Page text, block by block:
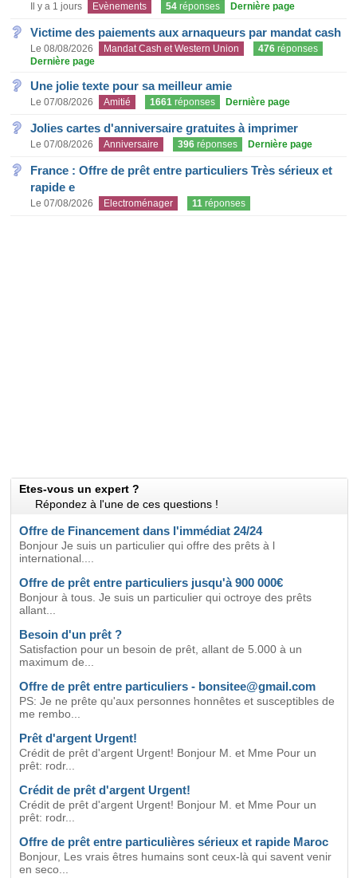
Il y a 1 jours Evènements 54 réponses Dernière page
Victime des paiements aux arnaqueurs par mandat cash
Le 08/08/2026 Mandat Cash et Western Union 476 réponses
Dernière page
Une jolie texte pour sa meilleur amie
Le 07/08/2026 Amitié 1661 réponses Dernière page
Jolies cartes d'anniversaire gratuites à imprimer
Le 07/08/2026 Anniversaire 396 réponses Dernière page
France : Offre de prêt entre particuliers Très sérieux et
rapide e
Le 07/08/2026 Electroménager 11 réponses
Etes-vous un expert ?
Répondez à l'une de ces questions !
Offre de Financement dans l'immédiat 24/24
Bonjour Je suis un particulier qui offre des prêts à l
international....
Offre de prêt entre particuliers jusqu'à 900 000€
Bonjour à tous. Je suis un particulier qui octroye des prêts
allant...
Besoin d'un prêt ?
Satisfaction pour un besoin de prêt, allant de 5.000 à un
maximum de...
Offre de prêt entre particuliers - bonsitee@gmail.com
PS: Je ne prête qu'aux personnes honnêtes et susceptibles de
me rembo...
Prêt d'argent Urgent!
Crédit de prêt d'argent Urgent! Bonjour M. et Mme Pour un
prêt: rodr...
Crédit de prêt d'argent Urgent!
Crédit de prêt d'argent Urgent! Bonjour M. et Mme Pour un
prêt: rodr...
Offre de prêt entre particulières sérieux et rapide Maroc
Bonjour, Les vrais êtres humains sont ceux-là qui savent venir
en seco...